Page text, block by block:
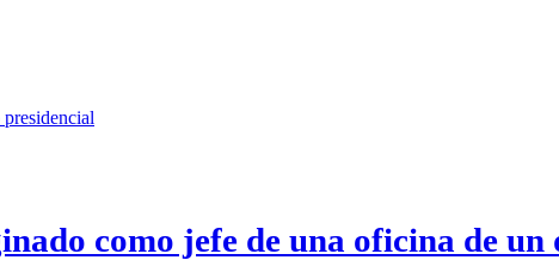
como jefe de una oficina de un